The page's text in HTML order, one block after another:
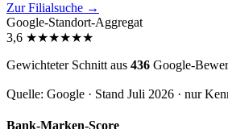
Zur Filialsuche →
Google-Standort-Aggregat
3,6 ★★★★★★
Gewichteter Schnitt aus 436 Google-
Quelle: Google · Stand Juli 2026 · nur
Bank-Marken-Score